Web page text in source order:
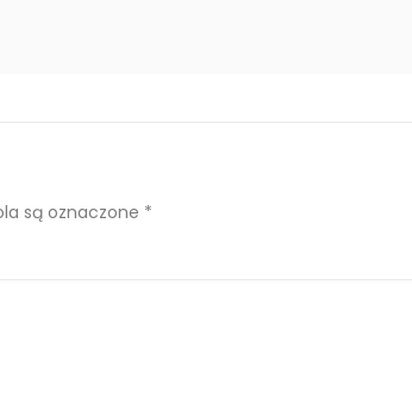
są oznaczone *